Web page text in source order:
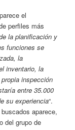
el
perfiles más
la planificación y
funciones se
la
inventario, la
inspección
entre 35.000
su experiencia“.
aparece,
del grupo de